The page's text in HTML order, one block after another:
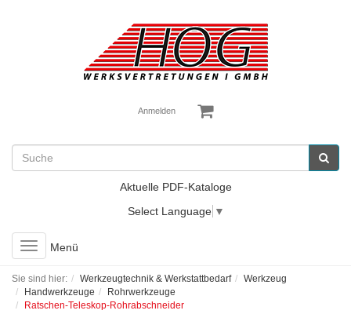
Anmelden
Aktuelle PDF-Kataloge
Select Language ▼
Toggle
navigation
Menü
Sie sind hier: Werkzeugtechnik & Werkstattbedarf
Werkzeug
Handwerkzeuge
Rohrwerkzeuge
Ratschen-Teleskop-Rohrabschneider